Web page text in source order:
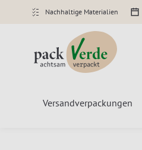
Nachhaltige Materialien
Versandverpackungen